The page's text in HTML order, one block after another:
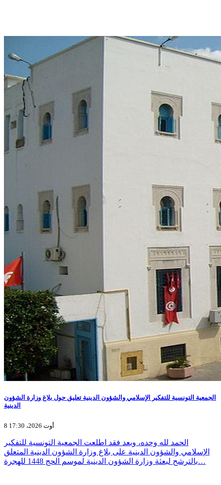
الجمعية التونسية للتفكير الإسلامي والشؤون الدينية تعليق حول بلاغ وزارة الشؤون
الدينية
8 أوت 2026، 17:30
الحمد لله وحده، وبعد فقد اطلعت الجمعية التونسية للتفكير
الإسلامي والشؤون الدينية على بلاغ وزارة الشؤون الدينية المتعلق
بالترشح لبعثة وزارة الشؤون الدينية لموسم الحج 1448 للهجرة…